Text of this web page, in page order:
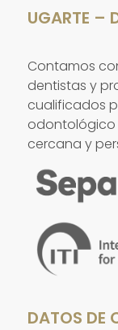
UGARTE –
Contamos
dentistas y
cualificados
cercana y
DATOS DE